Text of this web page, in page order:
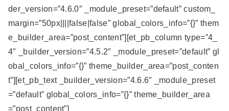
der_version=”4.6.0″ _module_preset=”default” custom_
margin=”50px||||false|false” global_colors_info=”{}” them
e_builder_area=”post_content”][et_pb_column type=”4_
4″ _builder_version=”4.5.2″ _module_preset=”default” gl
obal_colors_info=”{}” theme_builder_area=”post_conten
t”][et_pb_text _builder_version=”4.6.6″ _module_preset
=”default” global_colors_info=”{}” theme_builder_area
=”post_content”]